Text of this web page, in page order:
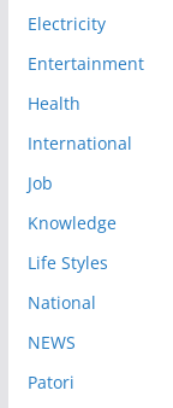
Electricity
Entertainment
Health
International
Job
Knowledge
Life Styles
National
NEWS
Patori